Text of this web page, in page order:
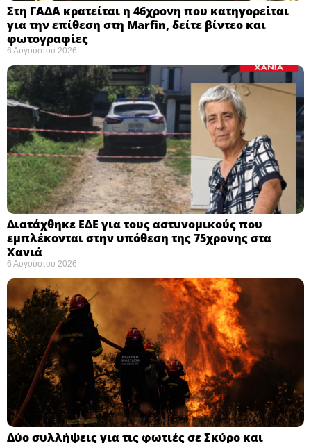
Στη ΓΑΔΑ κρατείται η 46χρονη που κατηγορείται
για την επίθεση στη Marfin, δείτε βίντεο και
φωτογραφίες
6 Αυγούστου 2026
Διατάχθηκε ΕΔΕ για τους αστυνομικούς που
εμπλέκονται στην υπόθεση της 75χρονης στα
Χανιά
6 Αυγούστου 2026
Δύο συλλήψεις για τις φωτιές σε Σκύρο και